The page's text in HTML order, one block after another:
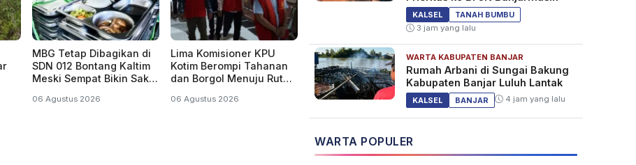
MBG Tetap Dibagikan di
SDN 012 Bontang Kaltim
Meski Sempat Bikin Sakit
06 Agustus 2026
Lima Komisioner KPU
Kotim Berompi Tahanan
dan Borgol Menuju Rutan
06 Agustus 2026
KALSEL
TANAH BUMBU
3 jam yang lalu
WARTA KABUPATEN BANJAR
Rumah Arbani di Sungai Bakung
Kabupaten Banjar Luluh Lantak
KALSEL BANJAR 4 jam yang lalu
WARTA POPULER